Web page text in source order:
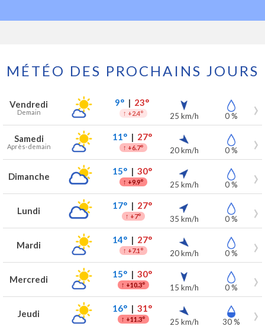
MÉTÉO DES PROCHAINS JOURS
Prévisions météo à Samrée pour les 7 prochains jours
Jour Météo Températures Vent Précipitations
Vendredi
Demain
9° | 23°
↑ +2.4° 25 km/h 0 %
Samedi
Après-demain
11°| 27°
↑ +6.7° 20 km/h 0 %
Dimanche 15°| 30°
↑ +9.9° 25 km/h 0 %
Lundi 17°| 27°
↑ +7° 35 km/h 0 %
Mardi 14°| 27°
↑ +7.1° 20 km/h 0 %
Mercredi 15°| 30°
↑ +10.3° 15 km/h 0 %
Jeudi 16°| 31°
↑ +11.3° 25 km/h 30 %